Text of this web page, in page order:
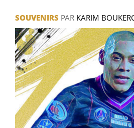
SOUVENIRS PAR KARIM